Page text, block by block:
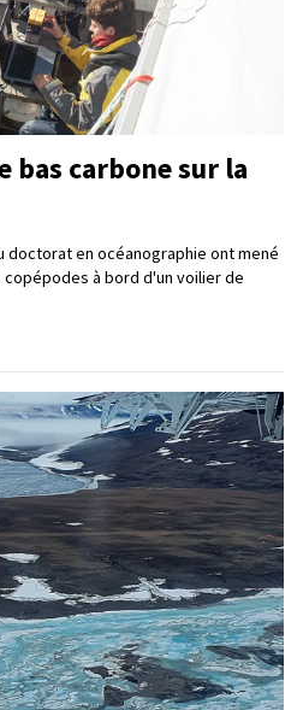
bas carbone sur la
doctorat en océanographie ont mené
à bord d'un voilier de